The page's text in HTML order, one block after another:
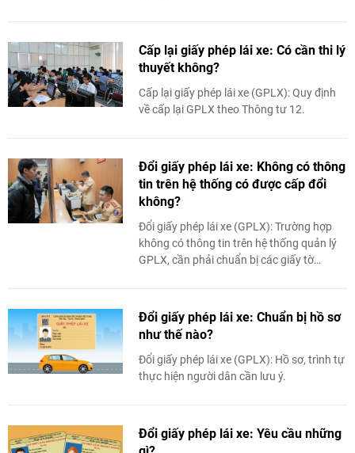
Cấp lại giấy phép lái xe: Có cần thi lý
thuyết không?
Cấp lại giấy phép lái xe (GPLX): Quy định
về cấp lại GPLX theo Thông tư 12.
Đổi giấy phép lái xe: Không có thông
tin trên hệ thống có được cấp đổi
không?
Đổi giấy phép lái xe (GPLX): Trường hợp
không có thông tin trên hệ thống quản lý
GPLX, cần phải chuẩn bị các giấy tờ
Đổi giấy phép lái xe: Chuẩn bị hồ sơ
như thế nào?
Đổi giấy phép lái xe (GPLX): Hồ sơ, trình tự
thực hiện người dân cần lưu ý.
Đổi giấy phép lái xe: Yêu cầu những